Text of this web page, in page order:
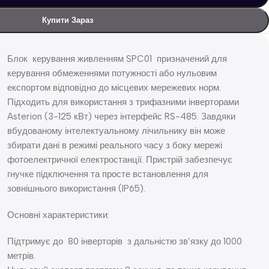
Купити Зараз
Блок керування живленням SPC01 призначений для
керування обмеженнями потужності або нульовим
експортом відповідно до місцевих мережевих норм.
Підходить для використання з трифазними інверторами
Asterion (3-125 кВт) через інтерфейс RS-485. Завдяки
вбудованому інтелектуальному лічильнику він може
збирати дані в режимі реального часу з боку мережі
фотоелектричної електростанції. Пристрій забезпечує
гнучке підключення та просте встановлення для
зовнішнього використання (IP65).
Основні характеристики:
Підтримує до 80 інверторів з дальністю зв’язку до 1000
метрів.